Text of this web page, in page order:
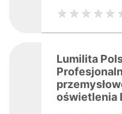
Lumilita
oświetlenia